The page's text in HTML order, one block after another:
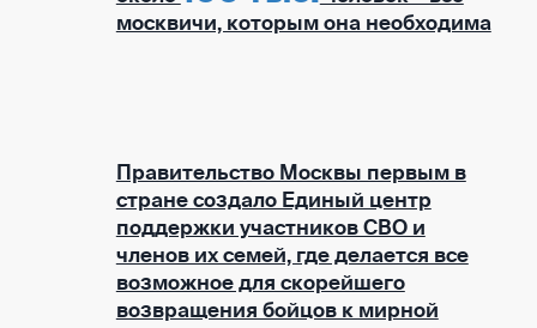
москвичи, которым она необходима
Правительство Москвы первым в
стране создало Единый центр
поддержки участников СВО и
членов их семей, где делается все
возможное для скорейшего
возвращения бойцов к мирной